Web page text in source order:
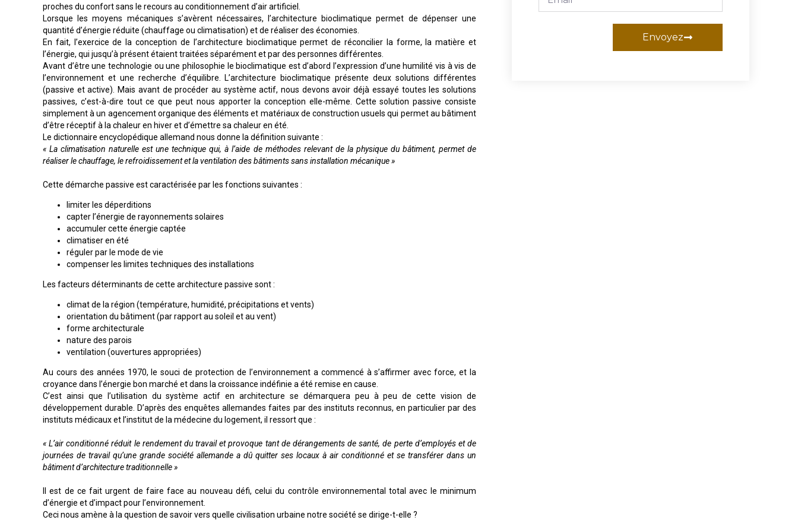
proches du confort sans le recours au conditionnement d’air artificiel.
Lorsque les moyens mécaniques s’avèrent nécessaires, l’architecture bioclimatique permet de dépenser une
quantité d’énergie réduite (chauffage ou climatisation) et de réaliser des économies.
En fait, l’exercice de la conception de l’architecture bioclimatique permet de réconcilier la forme, la matière et
l’énergie, qui jusqu’à présent étaient traitées séparément et par des personnes différentes.
Avant d’être une technologie ou une philosophie le bioclimatique est d’abord l’expression d’une humilité vis à vis de
l’environnement et une recherche d’équilibre. L’architecture bioclimatique présente deux solutions différentes
(passive et active). Mais avant de procéder au système actif, nous devons avoir déjà essayé toutes les solutions
passives, c’est-à-dire tout ce que peut nous apporter la conception elle-même. Cette solution passive consiste
simplement à un agencement organique des éléments et matériaux de construction usuels qui permet au bâtiment
d’être réceptif à la chaleur en hiver et d’émettre sa chaleur en été.
Le dictionnaire encyclopédique allemand nous donne la définition suivante :
« La climatisation naturelle est une technique qui, à l’aide de méthodes relevant de la physique du bâtiment, permet de
réaliser le chauffage, le refroidissement et la ventilation des bâtiments sans installation mécanique »
Cette démarche passive est caractérisée par les fonctions suivantes :
limiter les déperditions
capter l’énergie de rayonnements solaires
accumuler cette énergie captée
climatiser en été
réguler par le mode de vie
compenser les limites techniques des installations
Les facteurs déterminants de cette architecture passive sont :
climat de la région (température, humidité, précipitations et vents)
orientation du bâtiment (par rapport au soleil et au vent)
forme architecturale
nature des parois
ventilation (ouvertures appropriées)
Au cours des années 1970, le souci de protection de l’environnement a commencé à s’affirmer avec force, et la
croyance dans l’énergie bon marché et dans la croissance indéfinie a été remise en cause.
C’est ainsi que l’utilisation du système actif en architecture se démarquera peu à peu de cette vision de
développement durable. D’après des enquêtes allemandes faites par des instituts reconnus, en particulier par des
instituts médicaux et l’institut de la médecine du logement, il ressort que :
« L’air conditionné réduit le rendement du travail et provoque tant de dérangements de santé, de perte d’employés et de
journées de travail qu’une grande société allemande a dû quitter ses locaux à air conditionné et se transférer dans un
bâtiment d’architecture traditionnelle »
Il est de ce fait urgent de faire face au nouveau défi, celui du contrôle environnemental total avec le minimum
d’énergie et d’impact pour l’environnement.
Ceci nous amène à la question de savoir vers quelle civilisation urbaine notre société se dirige-t-elle ?
Envoyez